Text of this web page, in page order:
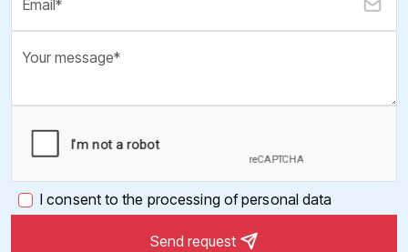
I consent to the processing of personal data
Send request